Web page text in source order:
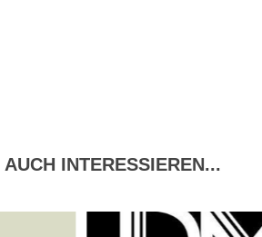
INTERESSIEREN...